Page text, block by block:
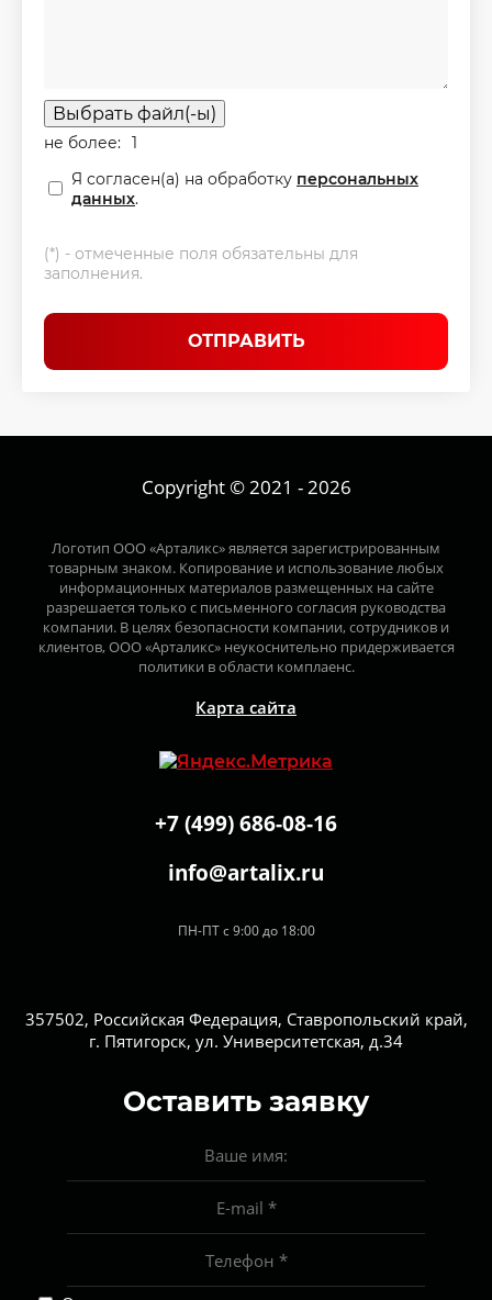
Выбрать файл(-ы)
не более:
1
Я согласен(а) на обработку персональных
данных.
(*) - отмеченные поля обязательны для
заполнения.
ОТПРАВИТЬ
Copyright © 2021 - 2026
Логотип ООО «Арталикс» является зарегистрированным
товарным знаком. Копирование и использование любых
информационных материалов размещенных на сайте
разрешается только с письменного согласия руководства
компании. В целях безопасности компании, сотрудников и
клиентов, ООО «Арталикс» неукоснительно придерживается
политики в области комплаенс.
Карта сайта
+7 (499) 686-08-16
info@artalix.ru
ПН-ПТ с 9:00 до 18:00
357502, Российская Федерация, Ставропольский край,
г. Пятигорск, ул. Университетская, д.34
Оставить заявку